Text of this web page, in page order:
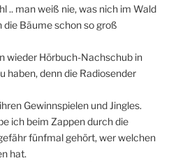
.. man weiß nie, was nich im Wald
die Bäume schon so groß
wieder Hörbuch-Nachschub in
haben, denn die Radiosender
Gewinnspielen und Jingles.
ich beim Zappen durch die
fünfmal gehört, wer welchen
hat.